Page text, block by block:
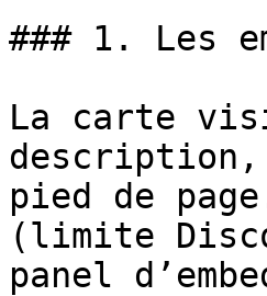
### 1. Les
La carte
pied de
(limite
panel